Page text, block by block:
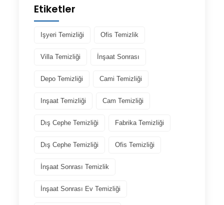
Etiketler
Işyeri Temizliği Ofis Temizlik
Villa Temizliği İnşaat Sonrası
Depo Temizliği Cami Temizliği
Inşaat Temizliği Cam Temizliği
Dış Cephe Temizliği Fabrika Temizliği
Dış Cephe Temizliği Ofis Temizliği
İnşaat Sonrası Temizlik
İnşaat Sonrası Ev Temizliği